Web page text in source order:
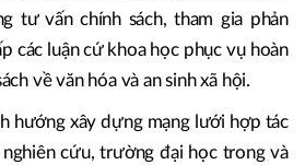
tư vấn chính sách, tham gia phản
các luận cứ khoa học phục vụ hoàn
về văn hóa và an sinh xã hội.
hướng xây dựng mạng lưới hợp tác
cứu, trường đại học trong và